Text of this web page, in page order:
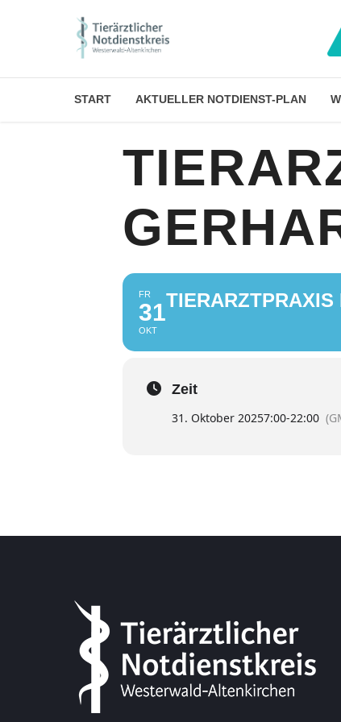
START AKTUELLER NOTDIENST-PLAN
FR
31
OKT
TIERARZTPRAXIS
Zeit
31. Oktober 20257:00-22:00